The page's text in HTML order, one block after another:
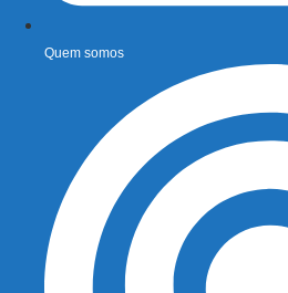
Quem somos